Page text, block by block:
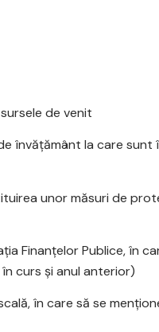
de venit
învăţământ la care sunt
unor măsuri de
Finanţelor Publice, în
curs şi anul anterior)
în care să se